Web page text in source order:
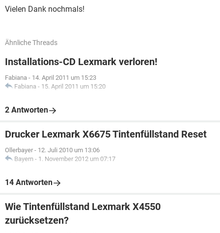
Vielen Dank nochmals!
Ähnliche Threads
Installations-CD Lexmark verloren!
Fabiana - 14. April 2011 um 15:23
Fabiana - 15. April 2011 um 15:20
2 Antworten
Drucker Lexmark X6675 Tintenfüllstand Reset
Ollerbayer - 12. Juli 2010 um 13:06
Bayern - 1. November 2012 um 07:17
14 Antworten
Wie Tintenfüllstand Lexmark X4550
zurücksetzen?